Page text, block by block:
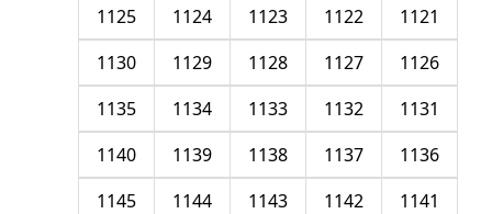
1121
1122
1123
1124
1125
1126
1127
1128
1129
1130
1131
1132
1133
1134
1135
1136
1137
1138
1139
1140
1141
1142
1143
1144
1145